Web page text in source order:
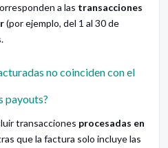
a las transacciones
(por ejemplo, del 1 al 30 de
no coinciden con el
payouts?
transacciones procesadas en
que la factura solo incluye las